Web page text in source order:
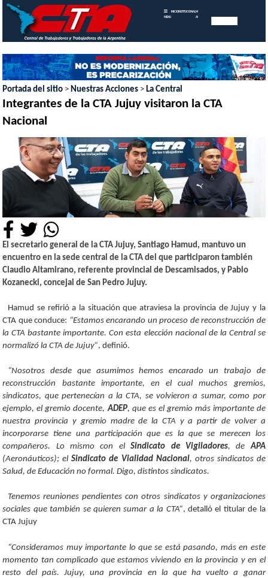
MENU
INICIOINSTITUCIONAL MEMORIAS
ANUALES
Portada del sitio > Nuestras Acciones > La Central
Integrantes de la CTA Jujuy visitaron la CTA
Nacional
El secretario general de la CTA Jujuy, Santiago Hamud, mantuvo un
encuentro en la sede central de la CTA del que participaron también
Claudio Altamirano, referente provincial de Descamisados, y Pablo
Kozanecki, concejal de San Pedro Jujuy.
Hamud se refirió a la situación que atraviesa la provincia de Jujuy y la
CTA que conduce: “Estamos encarando un proceso de reconstrucción de
la CTA bastante importante. Con esta elección nacional de la Central se
normalizó la CTA de Jujuy”, definió.
“Nosotros desde que asumimos hemos encarado un trabajo de
reconstrucción bastante importante, en el cual muchos gremios,
sindicatos, que pertenecían a la CTA, se volvieron a sumar, como por
ejemplo, el gremio docente,ADEP, que es el gremio más importante de
nuestra provincia y gremio madre de la CTA y a partir de volver a
incorporarse tiene una participación que es la que se merecen los
compañeros. Lo mismo con elSindicato de Vigiladores, deAPA
(Aeronáuticos); elSindicato de Vialidad Nacional, otros sindicatos de
Salud, de Educación no formal. Digo, distintos sindicatos.
Tenemos reuniones pendientes con otros sindicatos y organizaciones
sociales que también se quieren sumar a la CTA”, detalló el titular de la
CTA Jujuy
“Consideramos muy importante lo que se está pasando, más en este
momento tan complicado que estamos viviendo en la provincia y en el
resto del país. Jujuy, una provincia en la que ha vuelto a ganar